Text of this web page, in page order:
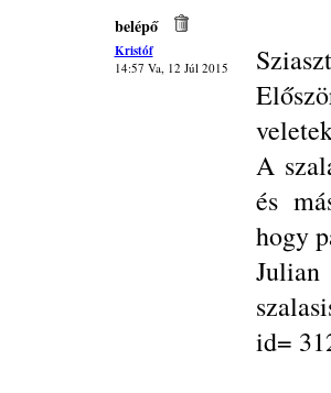
belépő
Kristóf
14:57 Va, 12 Júl 2015
A
és
hogy
id=